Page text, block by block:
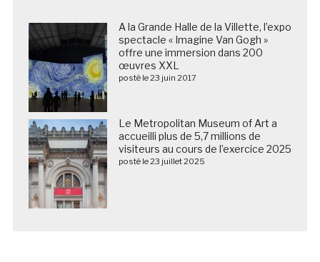
A la Grande Halle de la Villette, l’expo
spectacle « Imagine Van Gogh »
offre une immersion dans 200
œuvres XXL
posté le 23 juin 2017
Le Metropolitan Museum of Art a
accueilli plus de 5,7 millions de
visiteurs au cours de l’exercice 2025
posté le 23 juillet 2025